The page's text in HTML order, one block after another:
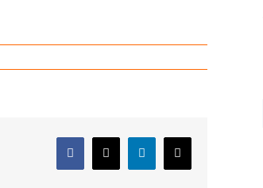
Facebook
X LinkedIn
E-
post